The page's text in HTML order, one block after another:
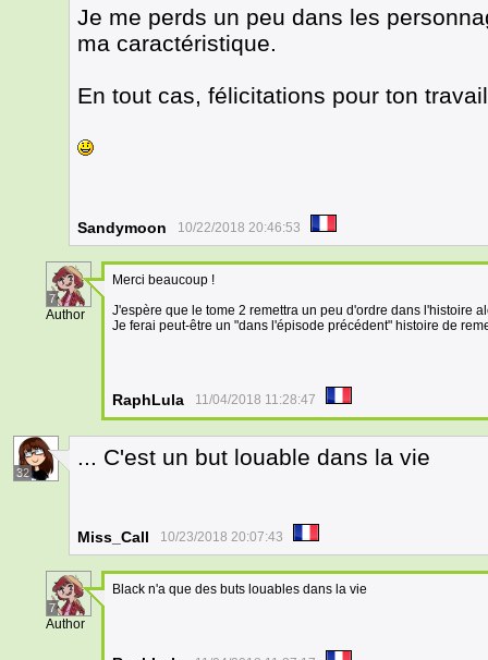
Je me perds un peu dans les
ma caractéristique.
En tout cas, félicitations pour ton
Sandymoon 10/22/2018 20:46:53
7
Author
Merci beaucoup !
J'espère que le tome 2 remettra un peu d'ordre dans l'histoire
Je ferai peut-être un "dans l'épisode précédent" histoire de
RaphLula 11/04/2018 11:28:47
32
... C'est un but louable dans la vie
Miss_Call 10/23/2018 20:07:43
7
Author
Black n'a que des buts louables dans la vie